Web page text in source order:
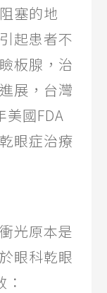
塞的地
起患者不
板腺，治
展，台灣
國FDA
眼症治療
光原本是
眼科乾眼